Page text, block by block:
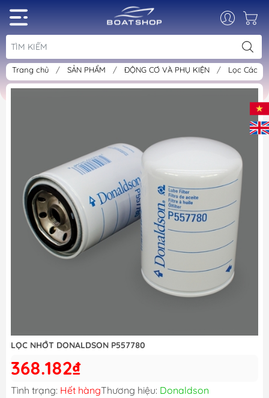
Trang chủ / SẢN PHẨM / ĐỘNG CƠ VÀ PHỤ KIỆN / Lọc Các
LỌC NHỚT DONALDSON P557780
368.182₫
Tình trạng: Hết hàngThương hiệu: Donaldson